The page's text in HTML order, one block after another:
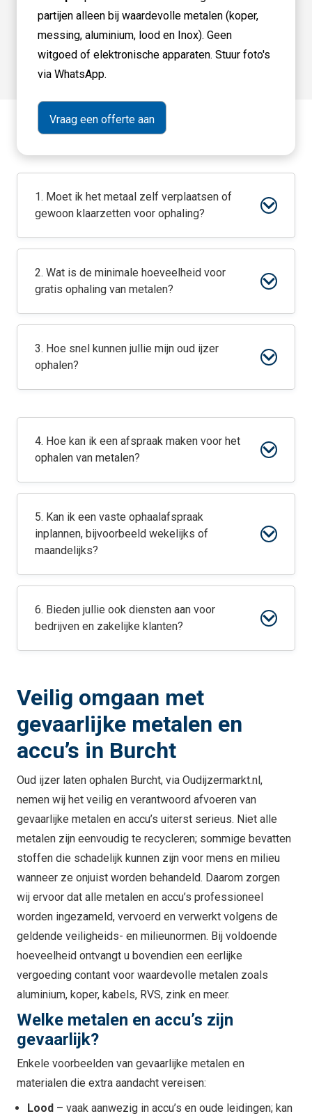
partijen alleen bij waardevolle metalen (koper,
messing, aluminium, lood en Inox). Geen
witgoed of elektronische apparaten. Stuur foto's
via WhatsApp.
1. Moet ik het metaal zelf verplaatsen of
gewoon klaarzetten voor ophaling?
2. Wat is de minimale hoeveelheid voor
gratis ophaling van metalen?
3. Hoe snel kunnen jullie mijn oud ijzer
ophalen?
4. Hoe kan ik een afspraak maken voor het
ophalen van metalen?
5. Kan ik een vaste ophaalafspraak
inplannen, bijvoorbeeld wekelijks of
maandelijks?
6. Bieden jullie ook diensten aan voor
bedrijven en zakelijke klanten?
Veilig omgaan met
gevaarlijke metalen en
accu’s in Burcht
Oud ijzer laten ophalen Burcht, via Oudijzermarkt.nl,
nemen wij het veilig en verantwoord afvoeren van
gevaarlijke metalen en accu’s uiterst serieus. Niet alle
metalen zijn eenvoudig te recycleren; sommige bevatten
stoffen die schadelijk kunnen zijn voor mens en milieu
wanneer ze onjuist worden behandeld. Daarom zorgen
wij ervoor dat alle metalen en accu’s professioneel
worden ingezameld, vervoerd en verwerkt volgens de
geldende veiligheids- en milieunormen. Bij voldoende
hoeveelheid ontvangt u bovendien een eerlijke
vergoeding contant voor waardevolle metalen zoals
aluminium, koper, kabels, RVS, zink en meer.
Welke metalen en accu’s zijn
gevaarlijk?
Enkele voorbeelden van gevaarlijke metalen en
materialen die extra aandacht vereisen:
Lood – vaak aanwezig in accu’s en oude leidingen; kan